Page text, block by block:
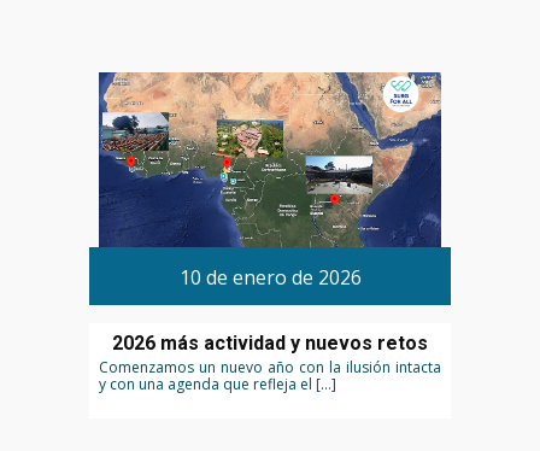
10 de enero de 2026
2026 más actividad y nuevos retos
Comenzamos un nuevo año con la ilusión intacta
y con una agenda que refleja el […]